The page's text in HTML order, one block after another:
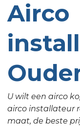
Airco
U wilt een airco
airco installateur
maat, de beste